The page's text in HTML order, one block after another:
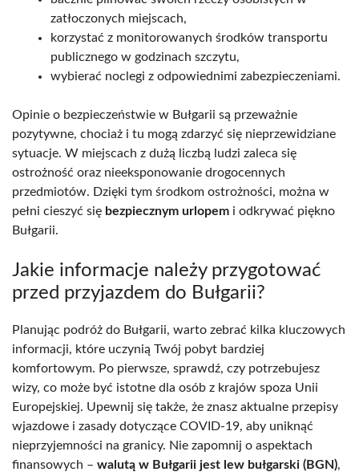
zatłoczonych miejscach,
korzystać z monitorowanych środków transportu
publicznego w godzinach szczytu,
wybierać noclegi z odpowiednimi zabezpieczeniami.
Opinie o bezpieczeństwie w Bułgarii są przeważnie
pozytywne, chociaż i tu mogą zdarzyć się nieprzewidziane
sytuacje. W miejscach z dużą liczbą ludzi zaleca się
ostrożność oraz nieeksponowanie drogocennych
przedmiotów. Dzięki tym środkom ostrożności, można w
pełni cieszyć się bezpiecznym urlopem i odkrywać piękno
Bułgarii.
Jakie informacje należy przygotować
przed przyjazdem do Bułgarii?
Planując podróż do Bułgarii, warto zebrać kilka kluczowych
informacji, które uczynią Twój pobyt bardziej
komfortowym. Po pierwsze, sprawdź, czy potrzebujesz
wizy, co może być istotne dla osób z krajów spoza Unii
Europejskiej. Upewnij się także, że znasz aktualne przepisy
wjazdowe i zasady dotyczące COVID-19, aby uniknąć
nieprzyjemności na granicy. Nie zapomnij o aspektach
finansowych – walutą w Bułgarii jest lew bułgarski (BGN),